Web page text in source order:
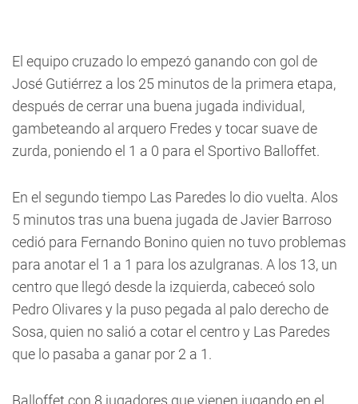
El equipo cruzado lo empezó ganando con gol de
José Gutiérrez a los 25 minutos de la primera etapa,
después de cerrar una buena jugada individual,
gambeteando al arquero Fredes y tocar suave de
zurda, poniendo el 1 a 0 para el Sportivo Balloffet.
En el segundo tiempo Las Paredes lo dio vuelta. Alos
5 minutos tras una buena jugada de Javier Barroso
cedió para Fernando Bonino quien no tuvo problemas
para anotar el 1 a 1 para los azulgranas. A los 13, un
centro que llegó desde la izquierda, cabeceó solo
Pedro Olivares y la puso pegada al palo derecho de
Sosa, quien no salió a cotar el centro y Las Paredes
que lo pasaba a ganar por 2 a 1.
Balloffet con 8 jugadores que vienen jugando en el